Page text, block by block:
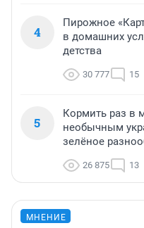
4
Пирожное
в домашних
детства
30 777 15
5
Кормить раз в
необычным
зелёное
26 875 13
МНЕНИЕ